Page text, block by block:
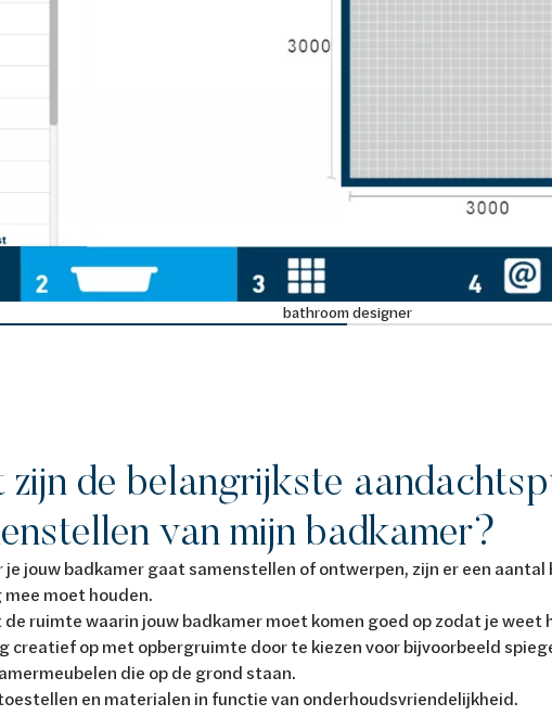
bathroom designer
de belangrijkste
van mijn badkamer?
je jouw badkamer gaat samenstellen of ontwerpen, zijn er een aantal
mee moet houden.
de ruimte waarin jouw badkamer moet komen goed op zodat je weet
creatief op met opbergruimte door te kiezen voor bijvoorbeeld
die op de grond staan.
en materialen in functie van onderhoudsvriendelijkheid.